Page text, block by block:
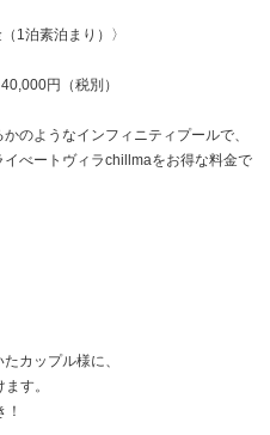
1泊素泊まり）〉
円（税別）
のようなインフィニティプールで、
べートヴィラchillmaをお得な料金で
カップル様に、
す。